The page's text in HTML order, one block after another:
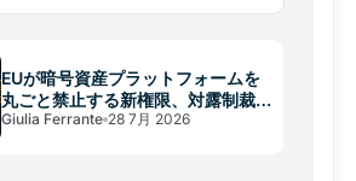
EUが暗号資産プラットフォームを
丸ごと禁止する新権限、対露制裁
に潜む構造転換
Giulia Ferrante 28 7月 2026